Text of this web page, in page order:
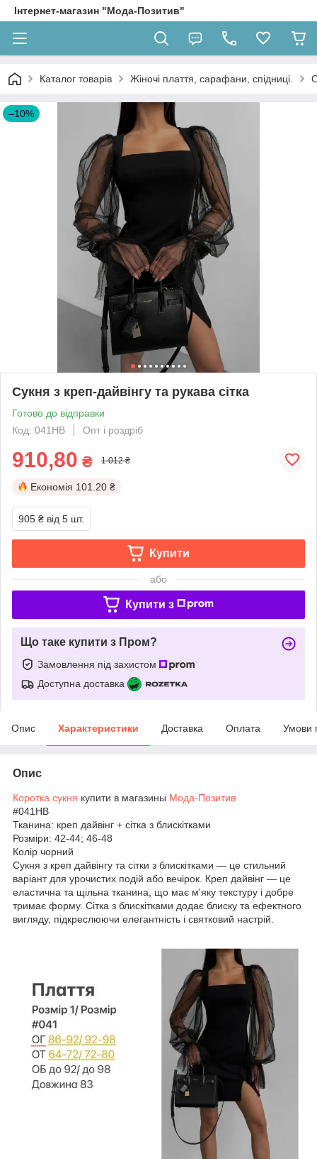
Інтернет-магазин "Мода-Позитив"
Каталог товарів Жіночі плаття, сарафани, спідниці.
–10%
Сукня з креп-дайвінгу та рукава сітка
Готово до відправки
Код: 041НВ
Опт і роздріб
910,80 ₴ 1 012 ₴
Економія 101.20 ₴
905 ₴ від 5 шт.
Купити
або
Купити з
Що таке купити з Пром?
Замовлення під захистом
Доступна доставка
Опис Характеристики Доставка Оплата Умови
Опис
Коротка сукня купити в магазины Мода-Позитив
#041НВ
Тканина: креп дайвінг + сітка з блискітками
Розміри: 42-44; 46-48
Колір чорний
Сукня з креп дайвінгу та сітки з блискітками — це стильний
варіант для урочистих подій або вечірок. Креп дайвінг — це
еластична та щільна тканина, що має м'яку текстуру і добре
тримає форму. Сітка з блискітками додає блиску та ефектного
вигляду, підкреслюючи елегантність і святковий настрій.